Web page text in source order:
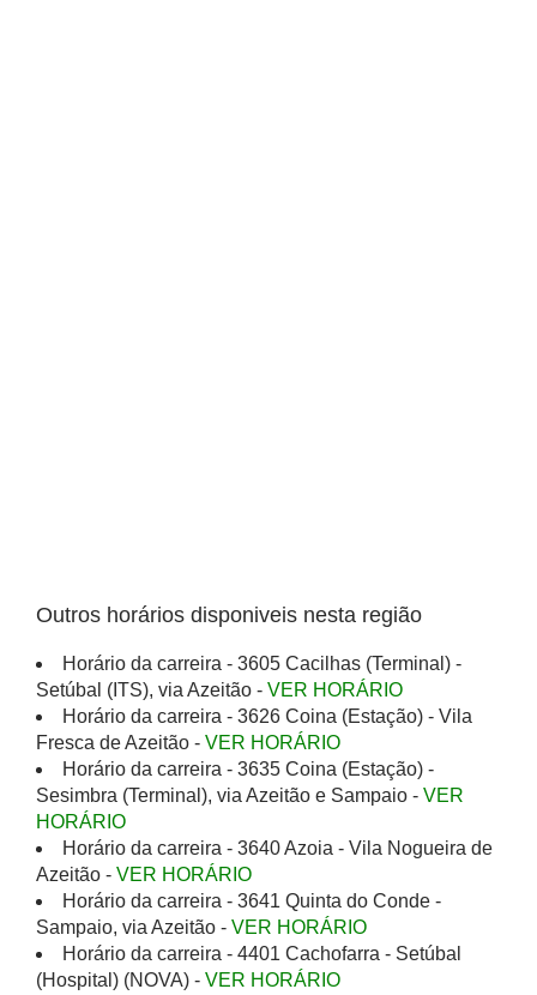
Outros horários disponiveis nesta região
Horário da carreira - 3605 Cacilhas (Terminal) -
Setúbal (ITS), via Azeitão - VER HORÁRIO
Horário da carreira - 3626 Coina (Estação) - Vila
Fresca de Azeitão - VER HORÁRIO
Horário da carreira - 3635 Coina (Estação) -
Sesimbra (Terminal), via Azeitão e Sampaio - VER
HORÁRIO
Horário da carreira - 3640 Azoia - Vila Nogueira de
Azeitão - VER HORÁRIO
Horário da carreira - 3641 Quinta do Conde -
Sampaio, via Azeitão - VER HORÁRIO
Horário da carreira - 4401 Cachofarra - Setúbal
(Hospital) (NOVA) - VER HORÁRIO